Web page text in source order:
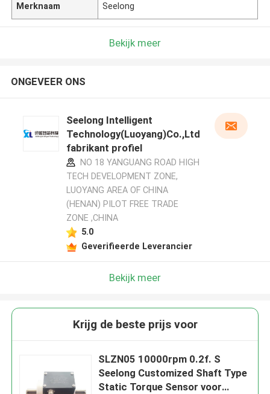
Merknaam Seelong
Bekijk meer
ONGEVEER ONS
Seelong Intelligent
Technology(Luoyang)Co.,Ltd
fabrikant profiel
NO 18 YANGUANG ROAD HIGH
TECH DEVELOPMENT ZONE,
LUOYANG AREA OF CHINA
(HENAN) PILOT FREE TRADE
ZONE ,CHINA
5.0
Geverifieerde Leverancier
Bekijk meer
Krijg de beste prijs voor
SLZN05 10000rpm 0.2f. S
Seelong Customized Shaft Type
Static Torque Sensor voor